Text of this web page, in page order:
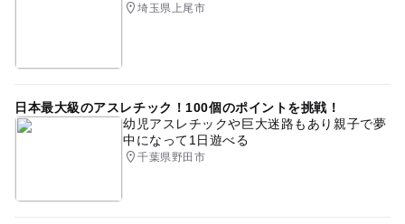
埼玉県上尾市
日本最大級のアスレチック！100個のポイントを挑戦！
幼児アスレチックや巨大迷路もあり親子で夢
中になって1日遊べる
千葉県野田市